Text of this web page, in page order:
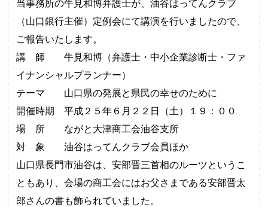
当事務所の牛見和博弁護士が、油谷はってんクラブ
（山口銀行主催）定例会にて講演を行いましたので、
ご報告いたします。
講 師 牛見和博（弁護士・中小企業診断士・ファ
イナンシャルプランナー）
テーマ 山口県の発展と県民の幸せのために
開催時期 平成２５年６月２２日（土）１９：００
場 所 ながと大津商工会油谷支所
対 象 油谷はってんクラブ会員ほか
山口県長門市油谷は、安部晋三首相のルーツというこ
ともあり、会場の商工会にはお父さまである安部晋太
郎さんの書も飾られていました。